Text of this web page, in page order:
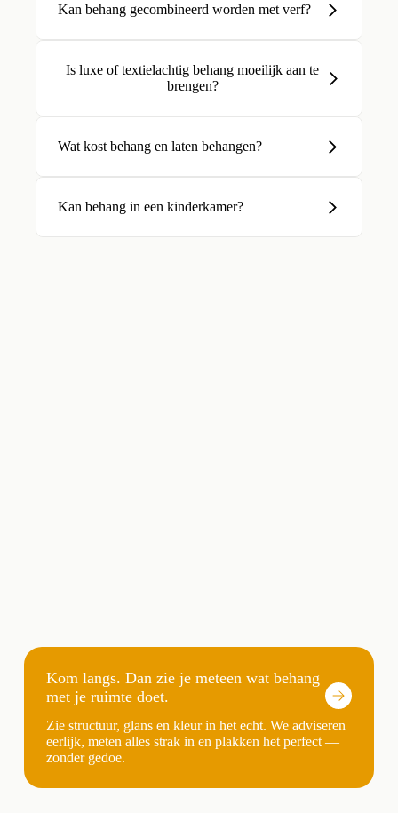
Kan behang gecombineerd worden met verf?
Is luxe of textielachtig behang moeilijk aan te
brengen?
Wat kost behang en laten behangen?
Kan behang in een kinderkamer?
Kom langs. Dan zie je meteen wat behang
met je ruimte doet.
Zie structuur, glans en kleur in het echt. We adviseren
eerlijk, meten alles strak in en plakken het perfect —
zonder gedoe.